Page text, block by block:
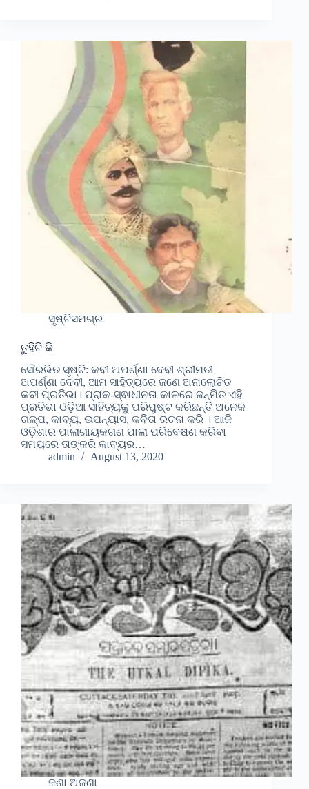
ସୃଷ୍ଟିସମଗ୍ର
ତୁହିଟି କି
ସୌରଭିତ ସୃଷ୍ଟି: କବୀ ଅପର୍ଣ୍ଣା ଦେବୀ ଶ୍ରୀମତୀ
ଅପର୍ଣ୍ଣା ଦେବୀ, ଆମ ସାହିତ୍ୟରେ ଜଣେ ଅନାଲୋଚିତ
କବୀ ପ୍ରତିଭା। ପ୍ରାକ-ସ୍ଵାଧୀନତା କାଳରେ ଜନ୍ମିତ ଏହି
ପ୍ରତିଭା ଓଡ଼ିଆ ସାହିତ୍ୟକୁ ପରିପୁଷ୍ଟ କରିଛନ୍ତି ଅନେକ
ଗଳ୍ପ, କାବ୍ୟ, ଉପନ୍ୟାସ, କବିତା ରଚନା କରି । ଆଜି
ଓଡ଼ିଶାର ପାଲାଗାୟକଗଣ ପାଲା ପରିବେଷଣ କରିବା
ସମୟରେ ତାଙ୍କରି କାବ୍ୟର…
admin
August 13, 2020
ଜଣା ଅଜଣା